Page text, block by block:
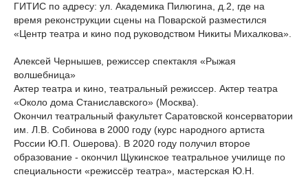
ГИТИС по адресу: ул. Академика Пилюгина, д.2, где на
время реконструкции сцены на Поварской разместился
«Центр театра и кино под руководством Никиты Михалкова».
Алексей Чернышев, режиссер спектакля «Рыжая
волшебница»
Актер театра и кино, театральный режиссер. Актер театра
«Около дома Станиславского» (Москва).
Окончил театральный факультет Саратовской консерватории
им. Л.В. Собинова в 2000 году (курс народного артиста
России Ю.П. Ошерова). В 2020 году получил второе
образование - окончил Щукинское театральное училище по
специальности «режиссёр театра», мастерская Ю.Н.